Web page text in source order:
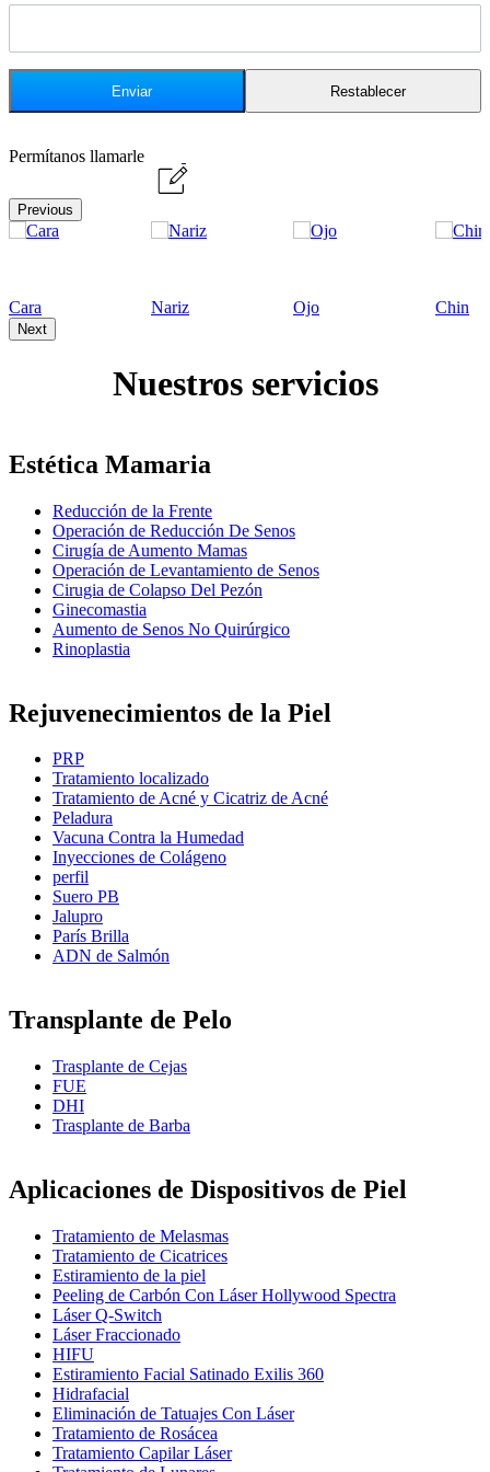
Permítanos llamarle
Previous
Cara Nariz Ojo Chin
Next
Nuestros servicios
Estética Mamaria
Reducción de la Frente
Operación de Reducción De Senos
Cirugía de Aumento Mamas
Operación de Levantamiento de Senos
Cirugia de Colapso Del Pezón
Ginecomastia
Aumento de Senos No Quirúrgico
Rinoplastia
Rejuvenecimientos de la Piel
PRP
Tratamiento localizado
Tratamiento de Acné y Cicatriz de Acné
Peladura
Vacuna Contra la Humedad
Inyecciones de Colágeno
perfil
Suero PB
Jalupro
París Brilla
ADN de Salmón
Transplante de Pelo
Trasplante de Cejas
FUE
DHI
Trasplante de Barba
Aplicaciones de Dispositivos de Piel
Tratamiento de Melasmas
Tratamiento de Cicatrices
Estiramiento de la piel
Peeling de Carbón Con Láser Hollywood Spectra
Láser Q-Switch
Láser Fraccionado
HIFU
Estiramiento Facial Satinado Exilis 360
Hidrafacial
Eliminación de Tatuajes Con Láser
Tratamiento de Rosácea
Tratamiento Capilar Láser